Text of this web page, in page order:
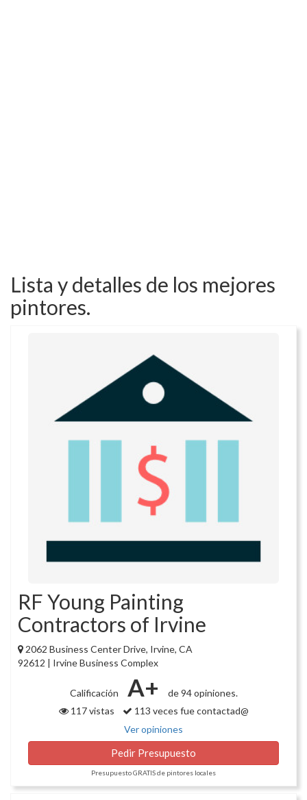
Lista y detalles de los mejores
pintores.
RF Young Painting
Contractors of Irvine
2062 Business Center Drive, Irvine, CA
92612 | Irvine Business Complex
Calificación A+
de 94 opiniones.
117 vistas
113 veces fue contactad@
Ver opiniones
Pedir Presupuesto
Presupuesto GRATIS de pintores locales